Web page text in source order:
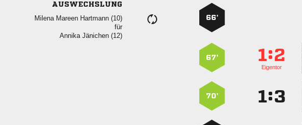
AUSWECHSLUNG
   
für
  
66’
67’ :
Eigentor
70’ :